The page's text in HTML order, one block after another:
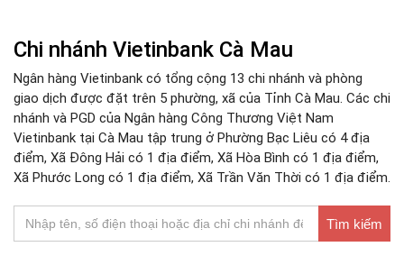
Chi nhánh Vietinbank Cà Mau
Ngân hàng Vietinbank có tổng cộng 13 chi nhánh và phòng
giao dịch được đặt trên 5 phường, xã của Tỉnh Cà Mau. Các chi
nhánh và PGD của Ngân hàng Công Thương Việt Nam
Vietinbank tại Cà Mau tập trung ở Phường Bạc Liêu có 4 địa
điểm, Xã Đông Hải có 1 địa điểm, Xã Hòa Bình có 1 địa điểm,
Xã Phước Long có 1 địa điểm, Xã Trần Văn Thời có 1 địa điểm.
Tìm kiếm